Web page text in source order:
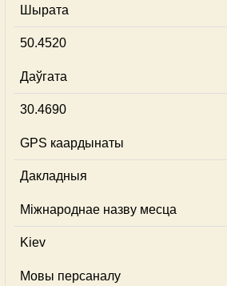
Шырата
50.4520
Даўгата
30.4690
GPS каардынаты
Дакладныя
Міжнароднае назву месца
Kiev
Мовы персаналу